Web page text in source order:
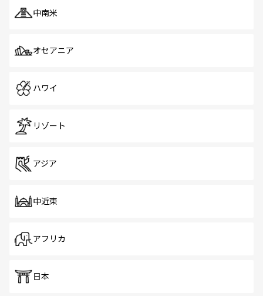
中南米
オセアニア
ハワイ
リゾート
アジア
中近東
アフリカ
日本